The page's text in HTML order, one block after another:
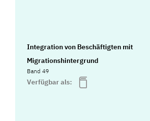
Integration von Beschäftigten mit
Migrationshintergrund
Band 49
Verfügbar als: